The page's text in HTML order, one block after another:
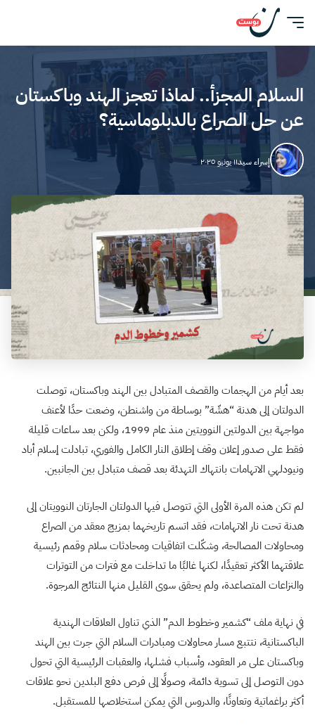
السلام المجزأ.. لماذا تعجز الهند وباكستان
عن حل الصراع بالدبلوماسية؟
إسراء سيد١١ يونيو ٢٠٢٥
بعد أيام من الهجمات والقصف المتبادل بين الهند وباكستان، توصلت
الدولتان إلى هدنة “هشّة” بوساطة من واشنطن، وضعت حدًا لأعنف
مواجهة بين الدولتين النوويتين منذ عام 1999، ولكن بعد ساعات قليلة
فقط على صدور إعلان وقف إطلاق النار الكامل والفوري، تبادلت إسلام أباد
ونيودلهي الاتهامات بانتهاك التهدئة بعد قصف متبادل بين الجانبين.
لم تكن هذه المرة الأولى التي تتوصل فيها الدولتان الجارتان النوويتان إلى
هدنة تحت نار الاتهامات، فقد اتسم تاريخهما بمزيج معقد من الصراع
ومحاولات المصالحة، وشكّلت اتفاقيات ومحادثات سلام وقمم رئيسية
علاقتهما الأكثر تعقيدًا، لكنها غالبًا ما تداخلت مع فترات من التوترات
والنزاعات المتصاعدة، ولم يحقق سوى القليل منها النتائج المرجوة.
في نهاية ملف “كشمير وخطوط الدم” الذي تناول العلاقات الهندية
الباكستانية، نتتبع مسار محاولات ومبادرات السلام التي جرت بين الهند
وباكستان على مر العقود، وأسباب فشلها، والعقبات الرئيسية التي تحول
دون التوصل إلى تسوية دائمة، وصولًا إلى فرص دفع البلدين نحو علاقات
أكثر براغماتية وتعاونًا، والدروس التي يمكن استخلاصها للمستقبل.